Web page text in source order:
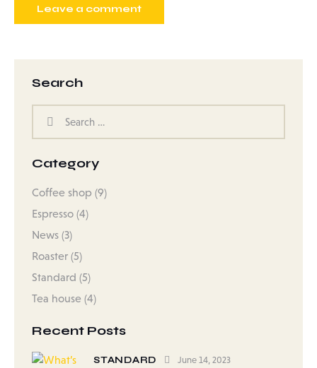
Search
Category
Coffee shop (9)
Espresso (4)
News (3)
Roaster (5)
Standard (5)
Tea house (4)
Recent Posts
STANDARD June 14, 2023